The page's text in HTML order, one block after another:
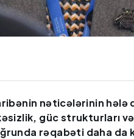
nəticələrinin
güc strukturları
rəqabəti daha da